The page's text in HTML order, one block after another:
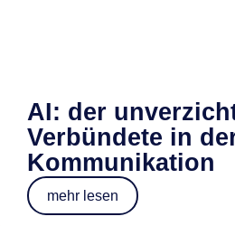
AI: der
Verbündete in
Kommunikation
mehr lesen